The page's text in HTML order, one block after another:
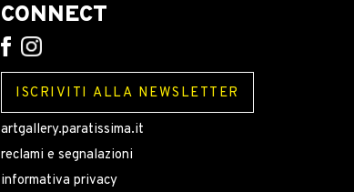
CONNECT
ISCRIVITI ALLA NEWSLETTER
artgallery.paratissima.it
reclami e segnalazioni
informativa privacy